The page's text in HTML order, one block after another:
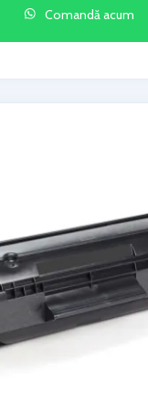
Comandă acum